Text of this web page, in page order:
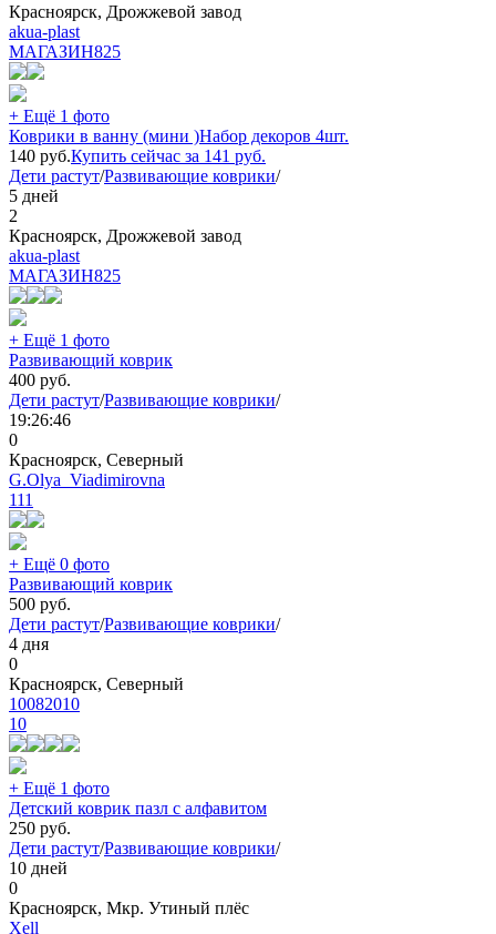
Красноярск, Дрожжевой завод
akua-plast
МАГАЗИН825
+ Ещё 1 фото
Коврики в ванну (мини )Набор декоров 4шт.
140 руб.Купить сейчас за 141 руб.
Дети растут/Развивающие коврики/
5 дней
2
Красноярск, Дрожжевой завод
akua-plast
МАГАЗИН825
+ Ещё 1 фото
Развивающий коврик
400 руб.
Дети растут/Развивающие коврики/
19:26:46
0
Красноярск, Северный
G.Olya_Viadimirovna
111
+ Ещё 0 фото
Развивающий коврик
500 руб.
Дети растут/Развивающие коврики/
4 дня
0
Красноярск, Северный
10082010
10
+ Ещё 1 фото
Детский коврик пазл с алфавитом
250 руб.
Дети растут/Развивающие коврики/
10 дней
0
Красноярск, Мкр. Утиный плёс
Xell